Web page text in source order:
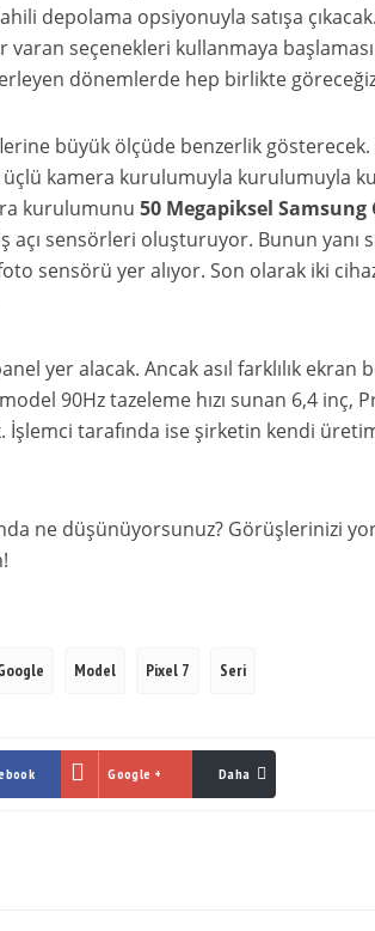
depolama opsiyonuyla satışa
varan seçenekleri kullanmaya başlaması
dönemlerde hep birlikte
büyük ölçüde benzerlik
kamera kurulumuyla kurulumuyla
kurulumunu 50 Megapiksel Samsung
açı sensörleri oluşturuyor. Bunun yanı
sensörü yer alıyor. Son olarak iki
yer alacak. Ancak asıl farklılık ekran
90Hz tazeleme hızı sunan 6,4 inç,
İşlemci tarafında ise şirketin kendi
ne düşünüyorsunuz? Görüşlerinizi
Model Pixel 7 Seri
Google + Stumble
Daha